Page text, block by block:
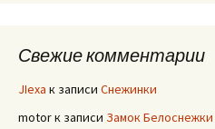
Свежие комментарии
JIexa к записи Снежинки
motorк записи Замок Белоснежки